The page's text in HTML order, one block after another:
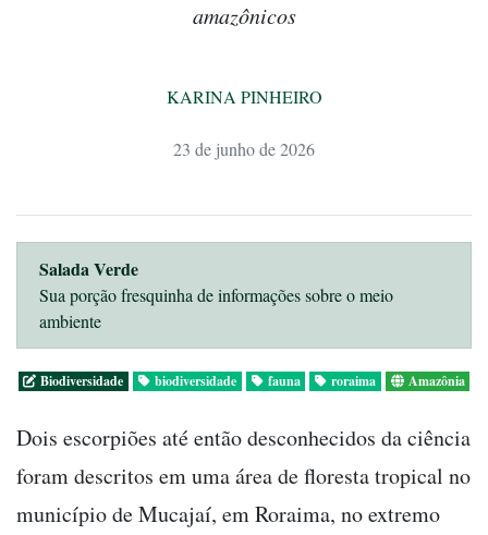
amazônicos
KARINA PINHEIRO
23 de junho de 2026
Salada Verde
Sua porção fresquinha de informações sobre o meio
ambiente
Biodiversidade biodiversidade fauna roraima Amazônia
Dois escorpiões até então desconhecidos da ciência
foram descritos em uma área de floresta tropical no
município de Mucajaí, em Roraima, no extremo